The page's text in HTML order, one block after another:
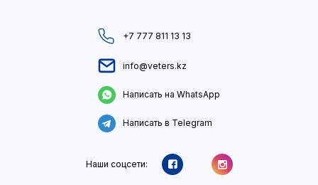
+7 777 811 13 13
info@veters.kz
Написать на WhatsApp
Написать в Telegram
Наши соцсети: